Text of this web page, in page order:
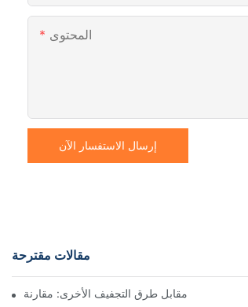
المحتوى
إرسال الاستفسار الآن
مقالات مقترحة
المحرك مقابل طرق التجفيف الأخرى: مقارنة